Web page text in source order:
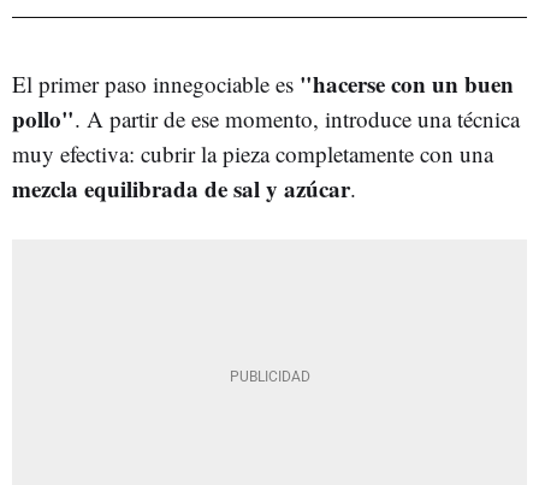
El primer paso innegociable es "hacerse con un buen
pollo". A partir de ese momento, introduce una técnica
muy efectiva: cubrir la pieza completamente con una
mezcla equilibrada de sal y azúcar.